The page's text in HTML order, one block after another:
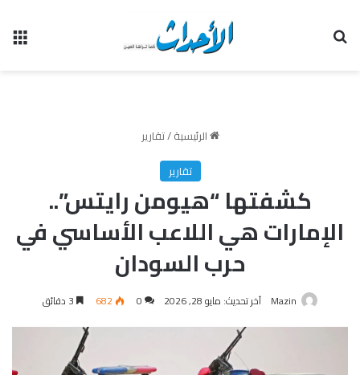
الرئيسية/تقارير
تقارير
كشفتها “هيومن رايتس”..
الإمارات هي اللاعب الأساسي في
حرب السودان
Mazin آخر تحديث: مايو 28, 2026 0
682